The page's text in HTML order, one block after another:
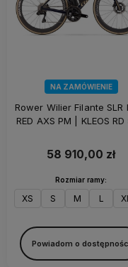
NA ZAMÓWIENIE
Rower Wilier Filante SLR
RED AXS PM | KLEOS
58 910,00 zł
Rozmiar ramy:
XS S M L
Powiadom o